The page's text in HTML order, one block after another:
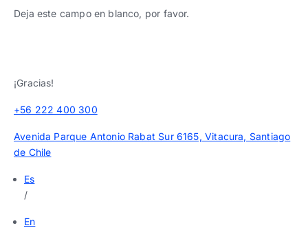
Deja este campo en blanco, por favor.
¡Gracias!
+56 222 400 300
Avenida Parque Antonio Rabat Sur 6165, Vitacura, Santiago
de Chile
Es
/
En